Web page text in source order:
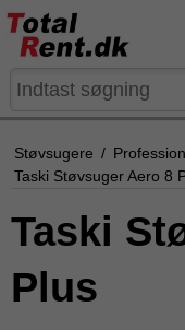
Støvsugere /
Taski Støvsuger Aero 8
Taski
Plus